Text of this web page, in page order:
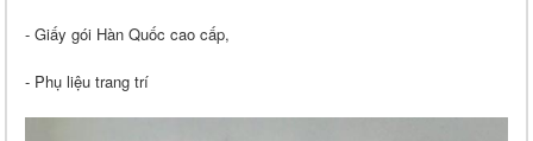
- Giấy gói Hàn Quốc cao cấp,
- Phụ liệu trang trí